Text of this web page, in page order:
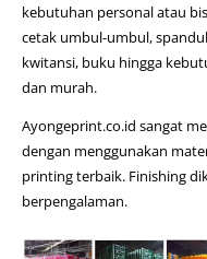
kebutuhan personal atau
cetak umbul-umbul,
kwitansi, buku hingga
dan murah.
Ayongeprint.co.id sangat
dengan menggunakan
printing terbaik. Finishing
berpengalaman.